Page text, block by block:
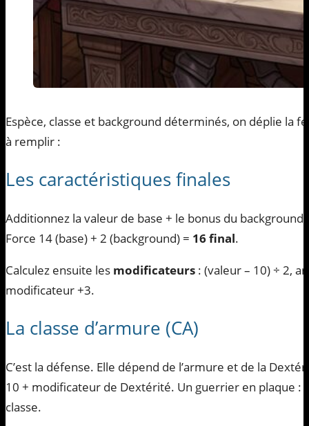
Espèce, classe et background déterminés, on déplie la
à remplir :
Les caractéristiques finales
Additionnez la valeur de base + le bonus du background
Force 14 (base) + 2 (background) = 16 final.
Calculez ensuite les modificateurs : (valeur – 10) ÷ 2,
modificateur +3.
La classe d’armure (CA)
C’est la défense. Elle dépend de l’armure et de la
10 + modificateur de Dextérité. Un guerrier en plaque :
classe.